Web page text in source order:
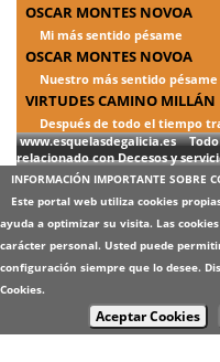
OSCAR MONTES NOVOA
Mi más sentido pésame
OSCAR MONTES NOVOA
Nuestro más sentido
VIRTUDES CAMINO MILLÁN
Después de todo el tiempo
www.esquelasdegalicia.es
relacionado con Decesos y
INFORMACIÓN IMPORTANTE SOBRE
Este portal web utiliza cookies
ayuda a optimizar su visita. Las
carácter personal. Usted puede
configuración siempre que lo desee.
Cookies.